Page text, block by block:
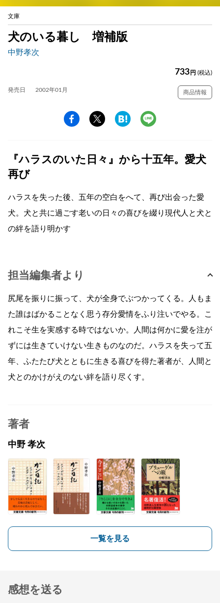
文庫
犬のいる暮し 増補版
中野孝次
733 円 (税込)
発売日 2002年01月 商品情報
『ハラスのいた日々』から十五年。愛犬
再び
ハラスを失った後、五年の空白をへて、再び出会った愛
犬。犬と共に過ごす老いの日々の喜びを綴り現代人と犬と
の絆を語り明かす
担当編集者より
尻尾を振りに振って、犬が全身でぶつかってくる。人もま
た誰はばかることなく思う存分愛情をふり注いでやる。こ
れこそ生を実感する時ではないか。人間は何かに愛を注が
ずには生きていけない生きものなのだ。ハラスを失って五
年、ふたたび犬とともに生きる喜びを得た著者が、人間と
犬とのかけがえのない絆を語り尽くす。
著者
中野 孝次
一覧を見る
感想を送る